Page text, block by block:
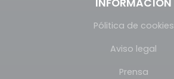
INFORMACÍON
Pólitica de cookies
Aviso legal
Prensa